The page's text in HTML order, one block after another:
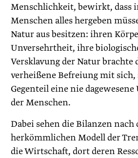
Menschlichkeit, bewirkt, dass
Menschen alles hergeben
Natur aus besitzen: ihren
Unversehrtheit, ihre
Versklavung der Natur
verheißene Befreiung mit
Gegenteil eine nie
der Menschen.
Dabei sehen die Bilanzen nach
herkömmlichen Modell der
die Wirtschaft, dort deren